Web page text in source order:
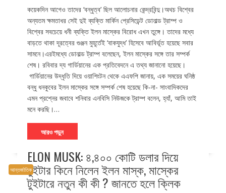
কয়েকদিন আগেও তাদের ‘বন্ধুত্ব’ ছিল আলোচনার কেন্দ্রবিন্দু।অথচ বিশ্বের
অন্যতম ক্ষমতাধর সেই দুই ব্যক্তি মার্কিন প্রেসিডেন্ট ডোনাল্ড ট্রাম্প ও
বিশ্বের সবচেয়ে ধনী ব্যক্তি ইলন মাস্কের বিরোধ এখন তুঙ্গে। তাদের মধ্যে
বাড়তে থাকা দূরত্বের গুঞ্জন মুহূর্তেই ‘বাকযুদ্ধ’ হিসেবে আবির্ভূত হয়েছে সবার
সামনে।এরইমধ্যে ডোনাল্ড ট্রাম্প বলেছেন, ইলন মাস্কের সঙ্গে তার সম্পর্ক
শেষ। রবিবার দ্য গার্ডিয়ানের এক প্রতিবেদনে এ তথ্য জানানো হয়েছে।
গার্ডিয়ানের উদ্ধৃতি দিয়ে ওয়াশিংটন থেকে এএফপি জানায়, এক সময়ের ঘনিষ্ঠ
বন্ধু ধনকুবের ইলন মাস্কের সঙ্গে সম্পর্ক শেষ হয়েছে কি-না- সাংবাদিকদের
এমন প্রশ্নের জবাবে শনিবার এনবিসি নিউজকে ট্রাম্প বলেন, হ্যাঁ, আমি তাই
মনে করছি।…
আরও পড়ুন
আন্তর্জাতিক
ELON MUSK: ৪,৪০০ কোটি ডলার দিয়ে
টুইটার কিনে নিলেন ইলন মাস্ক, মাস্কের
টুইটারে নতুন কী কী ? জানতে হলে ক্লিক